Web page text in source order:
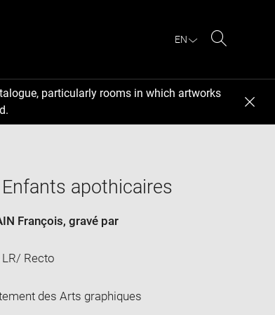
EN
particularly rooms in which artworks
apothicaires
François, gravé par
LR/ Recto
des Arts graphiques